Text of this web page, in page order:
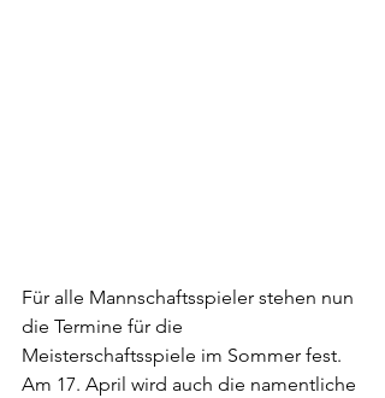
Für alle Mannschaftsspieler stehen nun
die Termine für die
Meisterschaftsspiele im Sommer fest.
Am 17. April wird auch die namentliche